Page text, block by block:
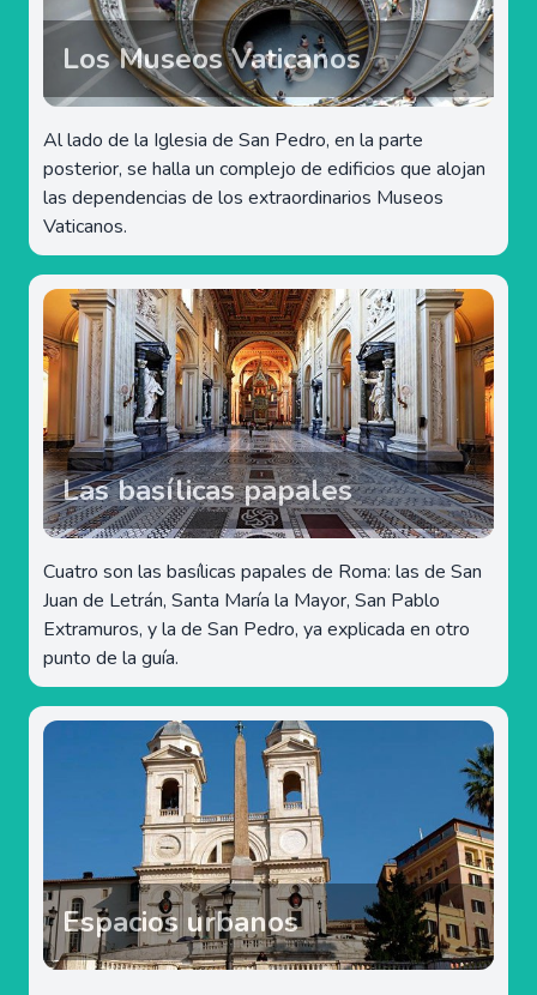
Los Museos Vaticanos
Al lado de la Iglesia de San Pedro, en la parte
posterior, se halla un complejo de edificios que alojan
las dependencias de los extraordinarios Museos
Vaticanos.
Las basílicas papales
Cuatro son las basílicas papales de Roma: las de San
Juan de Letrán, Santa María la Mayor, San Pablo
Extramuros, y la de San Pedro, ya explicada en otro
punto de la guía.
Espacios urbanos